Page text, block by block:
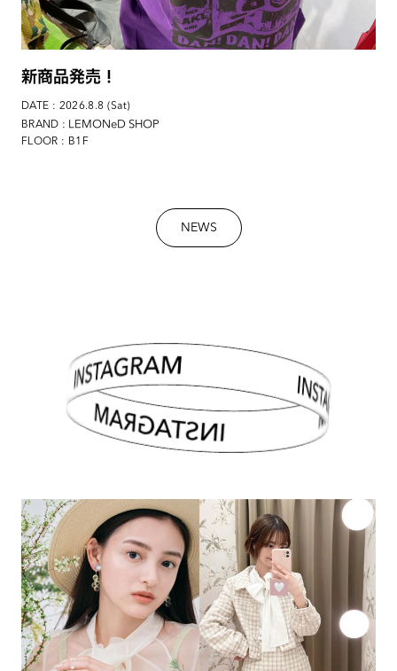
新商品発売！
DATE : 2026.8.8 (Sat)
BRAND : LEMONeD SHOP
FLOOR : B1F
NEWS
INSTAGRAM